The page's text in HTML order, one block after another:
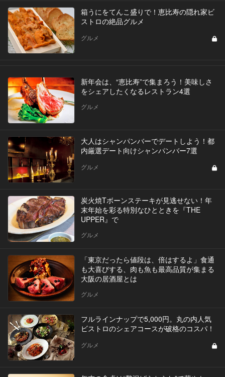
箱うにをてんこ盛りで！恵比寿の隠れ家ビ
ストロの絶品グルメ
グルメ
新年会は、“恵比寿”で集まろう！美味しさ
をシェアしたくなるレストラン4選
グルメ
大人はシャンパンバーでデートしよう！都
内厳選デート向けシャンパンバー7選
グルメ
炭火焼Tボーンステーキが見逃せない！年
末年始を彩る特別なひとときを『THE
UPPER』で
グルメ
「東京だったら値段は、倍はするよ」食通
も大喜びする、肉も魚も最高品質が集まる
大阪の居酒屋とは
グルメ
フルラインナップで5,000円。丸の内人気
ビストロのシェアコースが破格のコスパ！
グルメ